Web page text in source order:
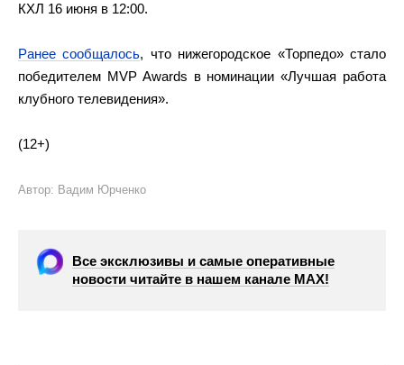
КХЛ 16 июня в 12:00.
Ранее сообщалось, что нижегородское «Торпедо» стало
победителем MVP Awards в номинации «Лучшая работа
клубного телевидения».
(12+)
Автор: Вадим Юрченко
Все эксклюзивы и самые оперативные
новости читайте в нашем канале МАХ!